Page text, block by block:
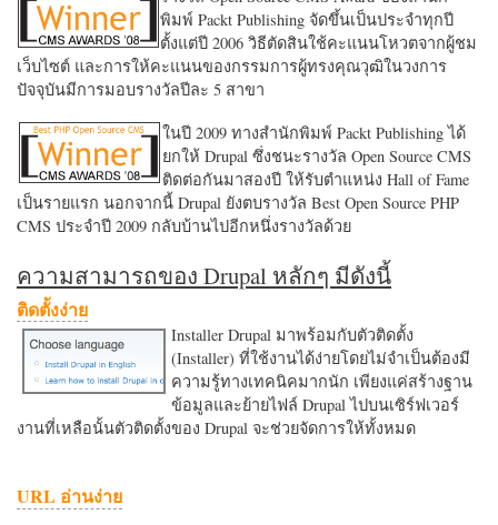
พิมพ์ Packt Publishing จัดขึ้นเป็นประจำทุกปี
ตั้งแต่ปี 2006 วิธีตัดสินใช้คะแนนโหวตจากผู้ชม
เว็บไซต์ และการให้คะแนนของกรรมการผู้ทรงคุณวุฒิในวงการ
ปัจจุบันมีการมอบรางวัลปีละ 5 สาขา
ในปี 2009 ทางสำนักพิมพ์ Packt Publishing ได้
ยกให้ Drupal ซึ่งชนะรางวัล Open Source CMS
ติดต่อกันมาสองปี ให้รับตำแหน่ง Hall of Fame
เป็นรายแรก นอกจากนี้ Drupal ยังตบรางวัล Best Open Source PHP
CMS ประจำปี 2009 กลับบ้านไปอีกหนึ่งรางวัลด้วย
ความสามารถของ Drupal หลักๆ มีดังนี้
ติดตั้งง่าย
Installer Drupal มาพร้อมกับตัวติดตั้ง
(Installer) ที่ใช้งานได้ง่ายโดยไม่จำเป็นต้องมี
ความรู้ทางเทคนิคมากนัก เพียงแค่สร้างฐาน
ข้อมูลและย้ายไฟล์ Drupal ไปบนเซิร์ฟเวอร์
งานที่เหลือนั้นตัวติดตั้งของ Drupal จะช่วยจัดการให้ทั้งหมด
URL อ่านง่าย